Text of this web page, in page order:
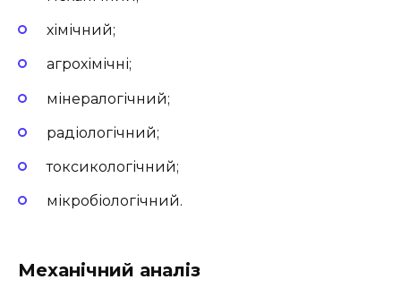
хімічний;
агрохімічні;
мінералогічний;
радіологічний;
токсикологічний;
мікробіологічний.
Механічний аналіз